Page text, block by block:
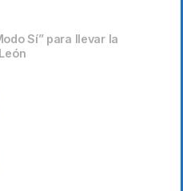
Sí” para llevar la